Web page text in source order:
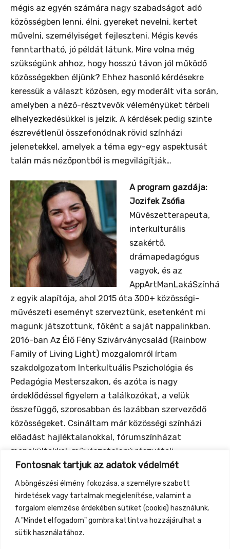
Fontosnak tartjuk az adatok védelmét
A böngészési élmény fokozása, a személyre szabott
hirdetések vagy tartalmak megjelenítése, valamint a
forgalom elemzése érdekében sütiket (cookie) használunk.
A "Mindet elfogadom" gombra kattintva hozzájárulhat a
sütik használatához.
mégis az egyén számára nagy szabadságot adó
közösségben lenni, élni, gyereket nevelni, kertet
művelni, személyiséget fejleszteni. Mégis kevés
fenntartható, jó példát látunk. Mire volna még
szükségünk ahhoz, hogy hosszú távon jól működő
közösségekben éljünk? Ehhez hasonló kérdésekre
keressük a választ közösen, egy moderált vita során,
amelyben a néző-résztvevők véleményüket térbeli
elhelyezkedésükkel is jelzik. A kérdések pedig szinte
észrevétlenül összefonódnak rövid színházi
jelenetekkel, amelyek a téma egy-egy aspektusát
talán más nézőpontból is megvilágítják…
A program gazdája:
Jozifek Zsófia
Művészetterapeuta,
interkulturális
szakértő,
drámapedagógus
vagyok, és az
AppArtManLakáSzínhá
z egyik alapítója, ahol 2015 óta 300+ közösségi-
művészeti eseményt szerveztünk, esetenként mi
magunk játszottunk, főként a saját nappalinkban.
2016-ban Az Élő Fény Szivárványcsalád (Rainbow
Family of Living Light) mozgalomról írtam
szakdolgozatom Interkultuális Pszichológia és
Pedagógia Mesterszakon, és azóta is nagy
érdeklődéssel figyelem a találkozókat, a velük
összefüggő, szorosabban és lazábban szerveződő
közösségeket. Csináltam már közösségi színházi
előadást hajléktalanokkal, fórumszínházat
menekültekkel, művészetalapú részvételi
akciókutatást pedagógusokkal, bábelőadást
fogyatékosággal élőkkel, és útiperformanszot is, de
vitaszínházat a közösségépítésről gyüttmentekkel
még sosem!